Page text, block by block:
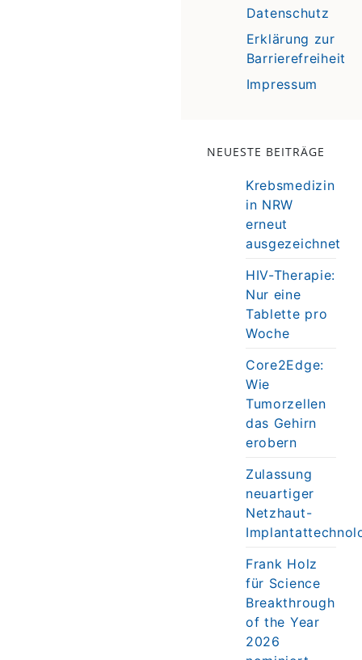
Datenschutz
Erklärung zur
Barrierefreiheit
Impressum
NEUESTE BEITRÄGE
Krebsmedizin
in NRW
erneut
ausgezeichnet
HIV-Therapie:
Nur eine
Tablette pro
Woche
Core2Edge:
Wie
Tumorzellen
das Gehirn
erobern
Zulassung
neuartiger
Netzhaut-
Frank Holz
für Science
Breakthrough
of the Year
2026